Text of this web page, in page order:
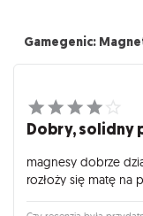
Gamegenic:
Dobry, solidny
magnesy dobrze
rozłoży się matę na